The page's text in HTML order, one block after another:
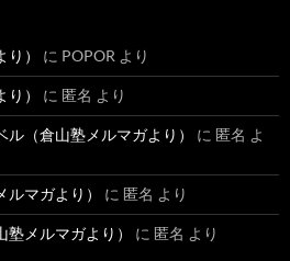
） に POPOR より
） に 匿名 より
（倉山塾メルマガより） に 匿名 よ
マガより） に 匿名 より
メルマガより） に 匿名 より